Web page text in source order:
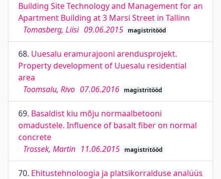
Building Site Technology and Management for an
Apartment Building at 3 Marsi Street in Tallinn
Tomasberg, Liisi 09.06.2015 magistritööd
68. Uuesalu eramurajooni arendusprojekt.
Property development of Uuesalu residential
area
Toomsalu, Rivo 07.06.2016 magistritööd
69. Basaldist kiu mõju normaalbetooni
omadustele. Influence of basalt fiber on normal
concrete
Trossek, Martin 11.06.2015 magistritööd
70. Ehitustehnoloogia ja platsikorralduse analüüs